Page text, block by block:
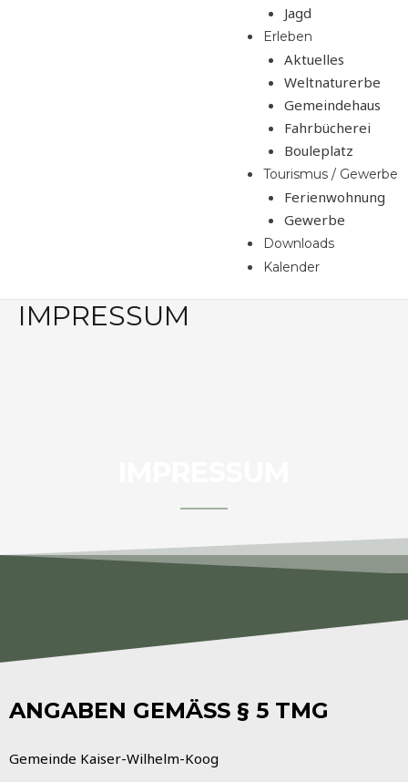
Jagd
Erleben
Aktuelles
Weltnaturerbe
Gemeindehaus
Fahrbücherei
Bouleplatz
Tourismus / Gewerbe
Ferienwohnung
Gewerbe
Downloads
Kalender
IMPRESSUM
ANGABEN GEMÄSS § 5 TMG
Gemeinde Kaiser-Wilhelm-Koog
Beitragsnavigation